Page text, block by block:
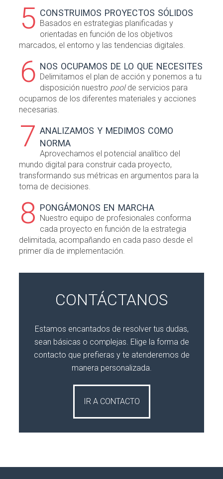
5 construimos proyectos sólidos
Basados en estrategias planificadas y
orientadas en función de los objetivos
marcados, el entorno y las tendencias digitales.
6 nos ocupamos de lo que necesites
Delimitamos el plan de acción y ponemos a tu
disposición nuestro poolde servicios para
ocuparnos de los diferentes materiales y acciones
necesarias.
7 analizamos y medimos como
norma
Aprovechamos el potencial analítico del
mundo digital para construir cada proyecto,
transformando sus métricas en argumentos para la
toma de decisiones.
8 pongámonos en marcha
Nuestro equipo de profesionales conforma
cada proyecto en función de la estrategia
delimitada, acompañando en cada paso desde el
primer día de implementación.
CONTÁCTANOS
Estamos encantados de resolver tus dudas,
sean básicas o complejas. Elige la forma de
contacto que prefieras y te atenderemos de
manera personalizada.
IR A CONTACTO